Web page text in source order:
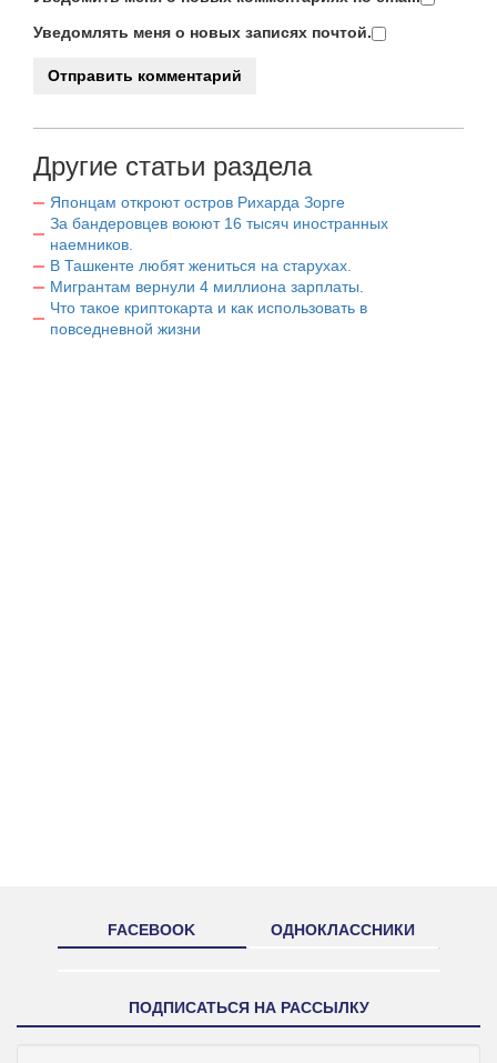
Уведомлять меня о новых записях почтой.
Другие статьи раздела
Японцам откроют остров Рихарда Зорге
За бандеровцев воюют 16 тысяч иностранных
наемников.
В Ташкенте любят жениться на старухах.
Мигрантам вернули 4 миллиона зарплаты.
Что такое криптокарта и как использовать в
повседневной жизни
FACEBOOK ОДНОКЛАССНИКИ
ПОДПИСАТЬСЯ НА РАССЫЛКУ